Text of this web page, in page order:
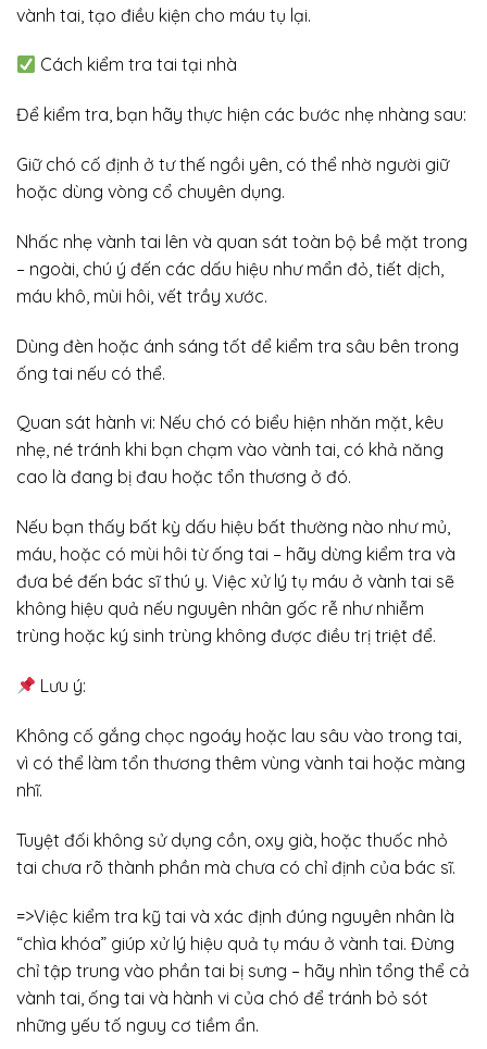
vành tai, tạo điều kiện cho máu tụ lại.
Cách kiểm tra tai tại nhà
Để kiểm tra, bạn hãy thực hiện các bước nhẹ nhàng sau:
Giữ chó cố định ở tư thế ngồi yên, có thể nhờ người giữ
hoặc dùng vòng cổ chuyên dụng.
Nhấc nhẹ vành tai lên và quan sát toàn bộ bề mặt trong
– ngoài, chú ý đến các dấu hiệu như mẩn đỏ, tiết dịch,
máu khô, mùi hôi, vết trầy xước.
Dùng đèn hoặc ánh sáng tốt để kiểm tra sâu bên trong
ống tai nếu có thể.
Quan sát hành vi: Nếu chó có biểu hiện nhăn mặt, kêu
nhẹ, né tránh khi bạn chạm vào vành tai, có khả năng
cao là đang bị đau hoặc tổn thương ở đó.
Nếu bạn thấy bất kỳ dấu hiệu bất thường nào như mủ,
máu, hoặc có mùi hôi từ ống tai – hãy dừng kiểm tra và
đưa bé đến bác sĩ thú y. Việc xử lý tụ máu ở vành tai sẽ
không hiệu quả nếu nguyên nhân gốc rễ như nhiễm
trùng hoặc ký sinh trùng không được điều trị triệt để.
Lưu ý:
Không cố gắng chọc ngoáy hoặc lau sâu vào trong tai,
vì có thể làm tổn thương thêm vùng vành tai hoặc màng
nhĩ.
Tuyệt đối không sử dụng cồn, oxy già, hoặc thuốc nhỏ
tai chưa rõ thành phần mà chưa có chỉ định của bác sĩ.
=>Việc kiểm tra kỹ tai và xác định đúng nguyên nhân là
“chìa khóa” giúp xử lý hiệu quả tụ máu ở vành tai. Đừng
chỉ tập trung vào phần tai bị sưng – hãy nhìn tổng thể cả
vành tai, ống tai và hành vi của chó để tránh bỏ sót
những yếu tố nguy cơ tiềm ẩn.